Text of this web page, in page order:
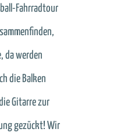
Fahrradtour
da werden
die Balken
Gitarre zur
gezückt! Wir